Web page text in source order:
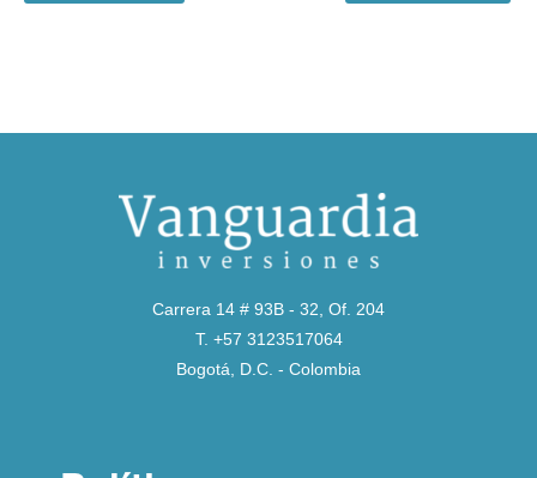
Carrera 14 # 93B - 32, Of. 204
T. +57 3123517064
Bogotá, D.C. - Colombia